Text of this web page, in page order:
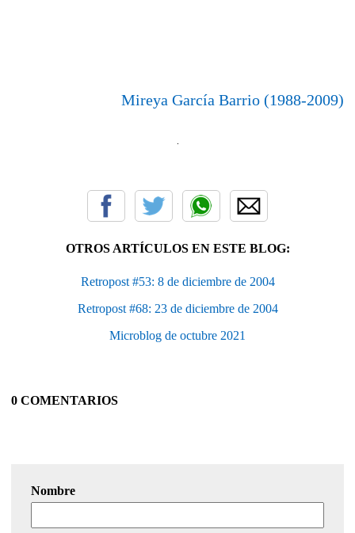
Mireya García Barrio (1988-2009)
OTROS ARTÍCULOS EN ESTE BLOG:
Retropost #53: 8 de diciembre de 2004
Retropost #68: 23 de diciembre de 2004
Microblog de octubre 2021
0 COMENTARIOS
Nombre